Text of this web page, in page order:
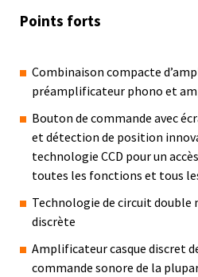
Points forts
Combinaison compacte
préamplificateur phono et
Bouton de commande avec
et détection de position
technologie CCD pour un
toutes les fonctions et tous
Technologie de circuit
discrète
Amplificateur casque discret
commande sonore de la